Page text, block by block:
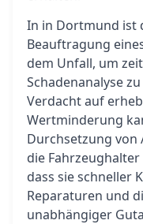
In in Dortmund ist
Beauftragung
dem Unfall, um
Schadenanalyse
Verdacht auf
Wertminderung
Durchsetzung von
die
dass sie schneller
Reparaturen und
unabhängiger